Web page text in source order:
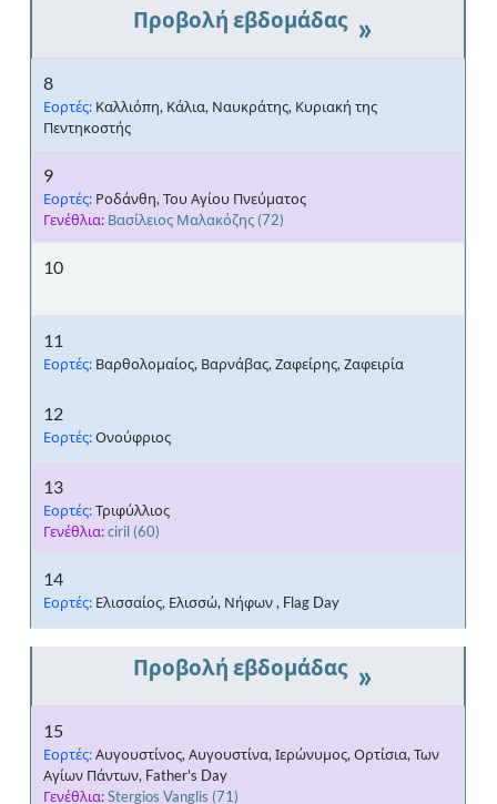
»
8
Εορτές: Καλλιόπη, Κάλια, Ναυκράτης, Κυριακή της
Πεντηκοστής
9
Εορτές: Ροδάνθη, Του Αγίου Πνεύματος
Γενέθλια: Βασίλειος Μαλακόζης (72)
10
11
Εορτές: Βαρθολομαίος, Βαρνάβας, Ζαφείρης, Ζαφειρία
12
Εορτές:Ονούφριος
13
Εορτές:Τριφύλλιος
Γενέθλια:ciril (60)
14
Εορτές: Ελισσαίος, Ελισσώ, Νήφων , Flag Day
»
15
Εορτές:Αυγουστίνος, Αυγουστίνα, Ιερώνυμος, Ορτίσια, Των
Αγίων Πάντων, Father's Day
Γενέθλια:Stergios Vanglis (71)